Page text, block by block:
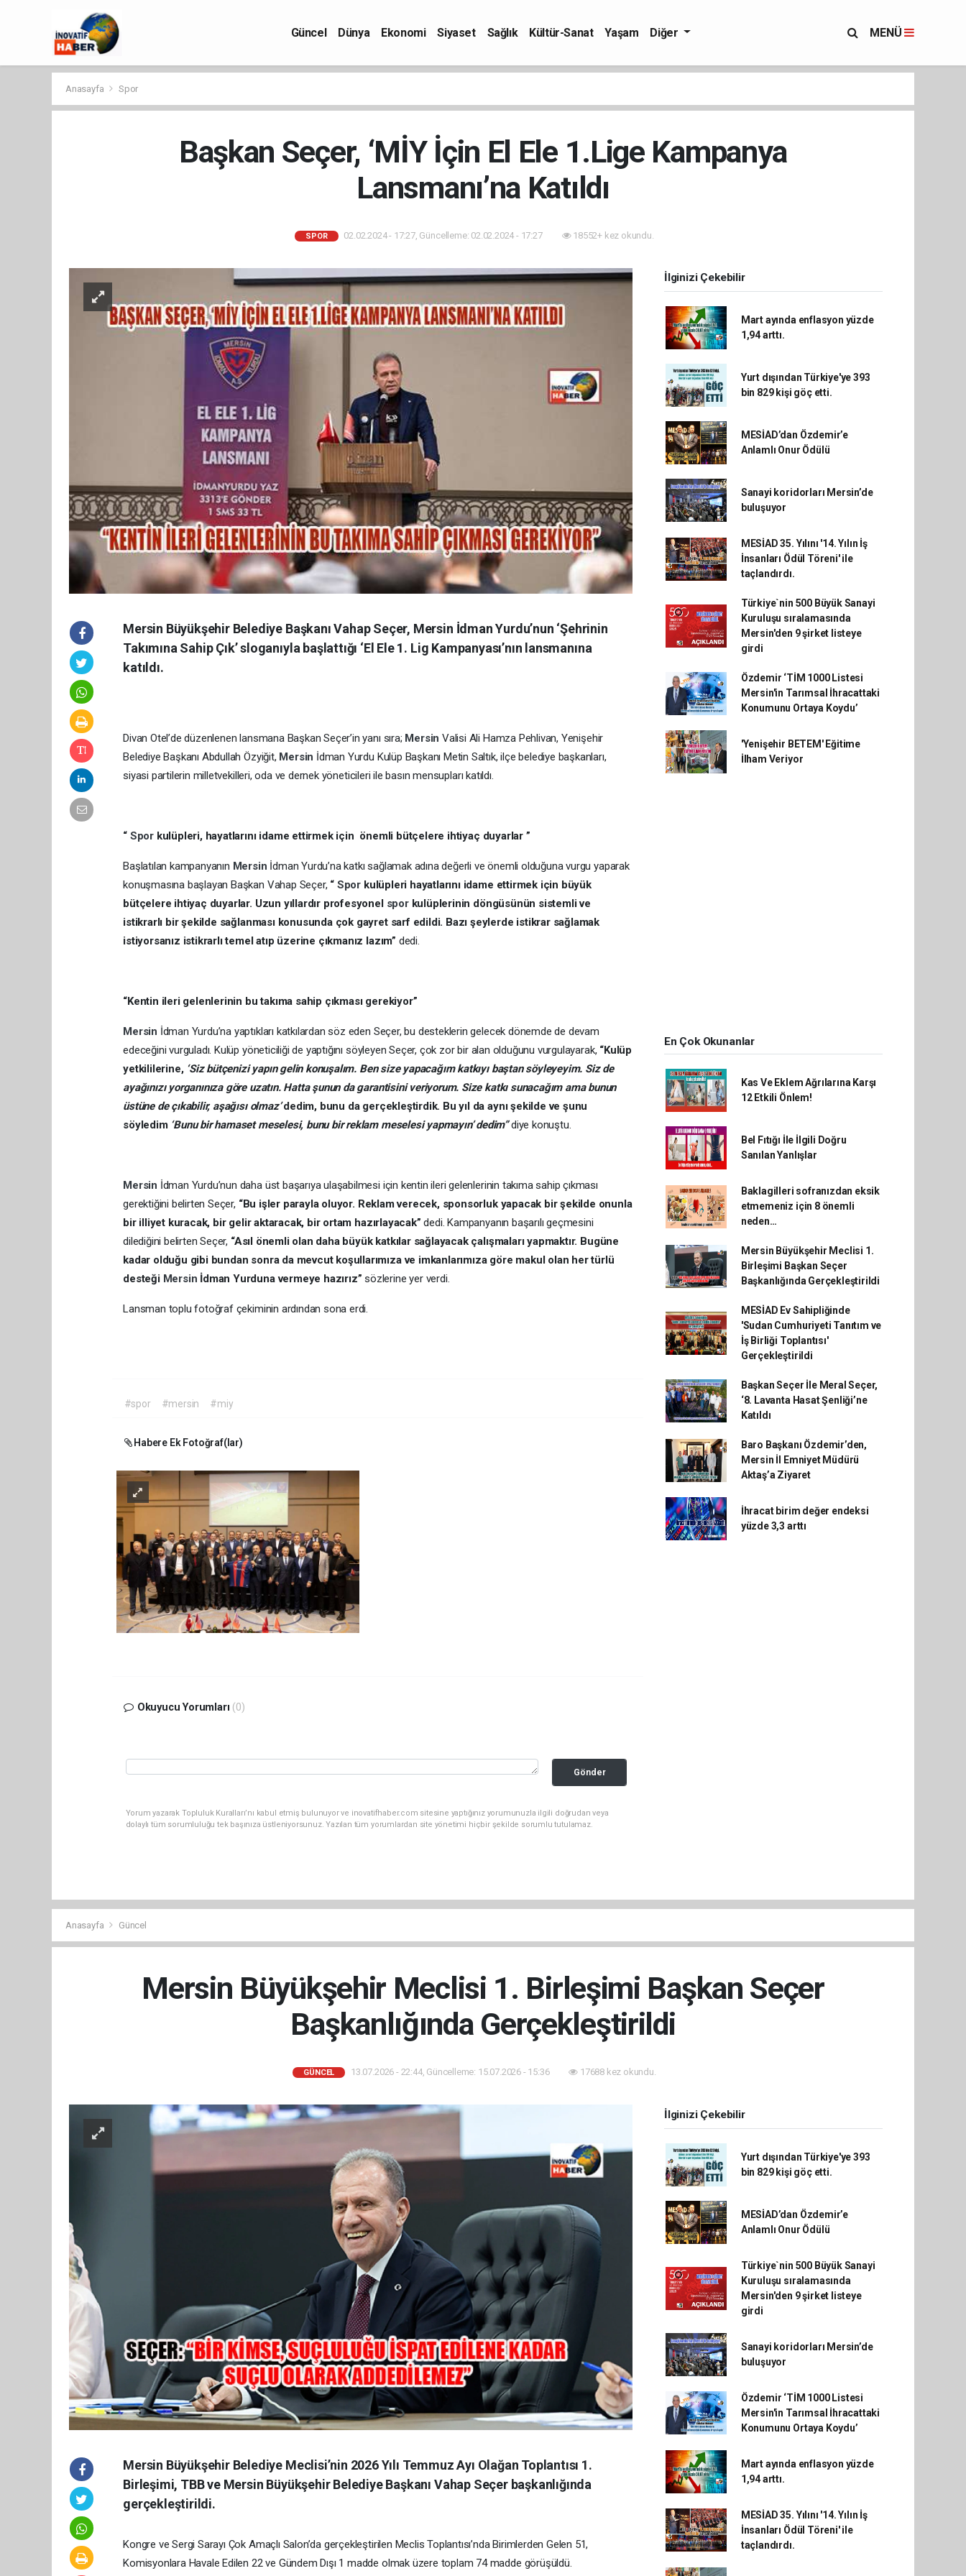
Güncel Dünya Ekonomi Siyaset Sağlık Kültür-Sanat Yaşam Diğer MENÜ
Anasayfa Spor
Başkan Seçer, ‘MİY İçin El Ele 1.Lige Kampanya
Lansmanı’na Katıldı
SPOR 02.02.2024 - 17:27, Güncelleme: 02.02.2024 - 17:27 18552+ kez okundu.
Mersin Büyükşehir Belediye Başkanı Vahap Seçer, Mersin İdman Yurdu’nun ‘Şehrinin
Takımına Sahip Çık’ sloganıyla başlattığı ‘El Ele 1. Lig Kampanyası’nın lansmanına
katıldı.
Divan Otel’de düzenlenen lansmana Başkan Seçer’in yanı sıra; MersinValisi Ali Hamza Pehlivan, Yenişehir
Belediye Başkanı Abdullah Özyiğit, Mersin İdman Yurdu Kulüp Başkanı Metin Saltık, ilçe belediye başkanları,
siyasi partilerin milletvekilleri, oda ve dernek yöneticileri ile basın mensupları katıldı.
“ Spor kulüpleri, hayatlarını idame ettirmek için önemli bütçelere ihtiyaç duyarlar ”
Başlatılan kampanyanın Mersin İdman Yurdu’na katkı sağlamak adına değerli ve önemli olduğuna vurgu yaparak
konuşmasına başlayan Başkan Vahap Seçer, “ Spor kulüpleri hayatlarını idame ettirmek için büyük
bütçelere ihtiyaç duyarlar. Uzun yıllardır profesyonel spor kulüplerinin döngüsünün sistemli ve
istikrarlı bir şekilde sağlanması konusunda çok gayret sarf edildi. Bazı şeylerde istikrar sağlamak
istiyorsanız istikrarlı temel atıp üzerine çıkmanız lazım” dedi.
“Kentin ileri gelenlerinin bu takıma sahip çıkması gerekiyor”
Mersin İdman Yurdu’na yaptıkları katkılardan söz eden Seçer, bu desteklerin gelecek dönemde de devam
edeceğini vurguladı. Kulüp yöneticiliği de yaptığını söyleyen Seçer, çok zor bir alan olduğunu vurgulayarak, “Kulüp
yetkililerine, ‘Siz bütçenizi yapın gelin konuşalım. Ben size yapacağım katkıyı baştan söyleyeyim. Siz de
ayağınızı yorganınıza göre uzatın. Hatta şunun da garantisini veriyorum. Size katkı sunacağım ama bunun
üstüne de çıkabilir, aşağısı olmaz’dedim, bunu da gerçekleştirdik. Bu yıl da aynı şekilde ve şunu
söyledim ‘Bunu bir hamaset meselesi, bunu bir reklam meselesi yapmayın’ dedim” diye konuştu.
Mersin İdman Yurdu’nun daha üst başarıya ulaşabilmesi için kentin ileri gelenlerinin takıma sahip çıkması
gerektiğini belirten Seçer, “Bu işler parayla oluyor. Reklam verecek, sponsorluk yapacak bir şekilde onunla
bir illiyet kuracak, bir gelir aktaracak, bir ortam hazırlayacak” dedi. Kampanyanın başarılı geçmesini
dilediğini belirten Seçer, “Asıl önemli olan daha büyük katkılar sağlayacak çalışmaları yapmaktır. Bugüne
kadar olduğu gibi bundan sonra da mevcut koşullarımıza ve imkanlarımıza göre makul olan her türlü
desteği Mersin İdman Yurduna vermeye hazırız” sözlerine yer verdi.
Lansman toplu fotoğraf çekiminin ardından sona erdi.
#spor #mersin #miy
Habere Ek Fotoğraf(lar)
Okuyucu Yorumları (0)
Gönder
Yorum yazarak Topluluk Kuralları’nı kabul etmiş bulunuyor ve inovatifhaber.com sitesine yaptığınız yorumunuzla ilgili doğrudan veya
dolaylı tüm sorumluluğu tek başınıza üstleniyorsunuz. Yazılan tüm yorumlardan site yönetimi hiçbir şekilde sorumlu tutulamaz.
İlginizi Çekebilir
Mart ayında enflasyon yüzde
1,94 arttı.
Yurt dışından Türkiye'ye 393
bin 829 kişi göç etti.
MESİAD’dan Özdemir’e
Anlamlı Onur Ödülü
Sanayi koridorları Mersin’de
buluşuyor
MESİAD 35. Yılını '14. Yılın İş
İnsanları Ödül Töreni' ile
taçlandırdı.
Türkiye`nin 500 Büyük Sanayi
Kuruluşu sıralamasında
Mersin'den 9 şirket listeye
girdi
Özdemir ‘TİM 1000 Listesi
Mersin'in Tarımsal İhracattaki
Konumunu Ortaya Koydu’
'Yenişehir BETEM' Eğitime
İlham Veriyor
En Çok Okunanlar
Kas Ve Eklem Ağrılarına Karşı
12 Etkili Önlem!
Bel Fıtığı İle İlgili Doğru
Sanılan Yanlışlar
Baklagilleri sofranızdan eksik
etmemeniz için 8 önemli
neden…
Mersin Büyükşehir Meclisi 1.
Birleşimi Başkan Seçer
Başkanlığında Gerçekleştirildi
MESİAD Ev Sahipliğinde
'Sudan Cumhuriyeti Tanıtım ve
İş Birliği Toplantısı'
Gerçekleştirildi
Başkan Seçer İle Meral Seçer,
‘8. Lavanta Hasat Şenliği’ne
Katıldı
Baro Başkanı Özdemir’den,
Mersin İl Emniyet Müdürü
Aktaş’a Ziyaret
İhracat birim değer endeksi
yüzde 3,3 arttı
Anasayfa Güncel
Mersin Büyükşehir Meclisi 1. Birleşimi Başkan Seçer
Başkanlığında Gerçekleştirildi
GÜNCEL 13.07.2026 - 22:44, Güncelleme: 15.07.2026 - 15:36 17688 kez okundu.
Mersin Büyükşehir Belediye Meclisi’nin 2026 Yılı Temmuz Ayı Olağan Toplantısı 1.
Birleşimi, TBB ve Mersin Büyükşehir Belediye Başkanı Vahap Seçer başkanlığında
gerçekleştirildi.
Kongre ve Sergi Sarayı Çok Amaçlı Salon’da gerçekleştirilen Meclis Toplantısı’nda Birimlerden Gelen 51,
Komisyonlara Havale Edilen 22 ve Gündem Dışı 1 madde olmak üzere toplam 74 madde görüşüldü.
İlginizi Çekebilir
Yurt dışından Türkiye'ye 393
bin 829 kişi göç etti.
MESİAD’dan Özdemir’e
Anlamlı Onur Ödülü
Türkiye`nin 500 Büyük Sanayi
Kuruluşu sıralamasında
Mersin'den 9 şirket listeye
girdi
Sanayi koridorları Mersin’de
buluşuyor
Özdemir ‘TİM 1000 Listesi
Mersin'in Tarımsal İhracattaki
Konumunu Ortaya Koydu’
Mart ayında enflasyon yüzde
1,94 arttı.
MESİAD 35. Yılını '14. Yılın İş
İnsanları Ödül Töreni' ile
taçlandırdı.